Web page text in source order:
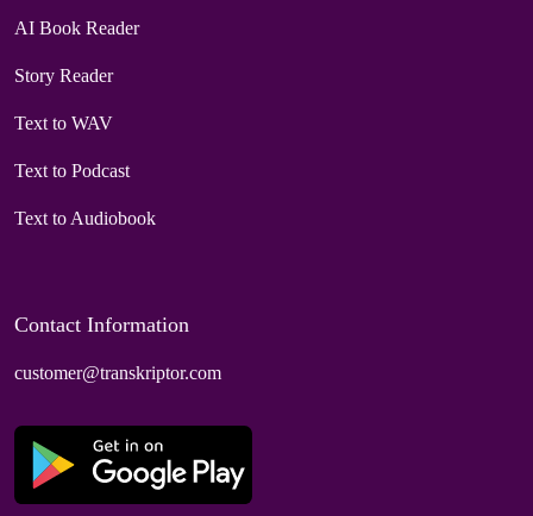
AI Book Reader
Story Reader
Text to WAV
Text to Podcast
Text to Audiobook
Contact Information
customer@transkriptor.com